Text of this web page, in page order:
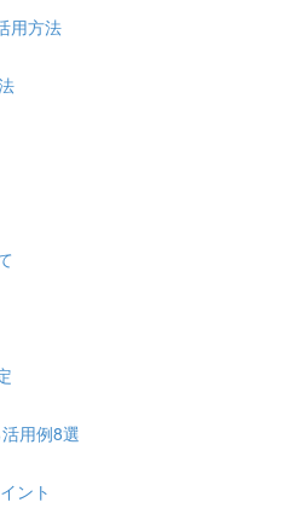
用方法
用例8選
ント